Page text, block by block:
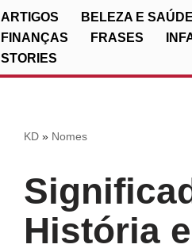
ARTIGOS BELEZA E SAÚDE
FINANÇAS
FRASES
STORIES
KD» Nomes
História